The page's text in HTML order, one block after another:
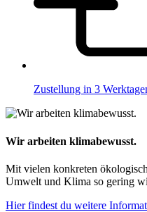
Zustellung in 3
Wir arbeiten klimabewusst.
Mit vielen konkreten
Umwelt und Klima so gering
Hier findest du weitere